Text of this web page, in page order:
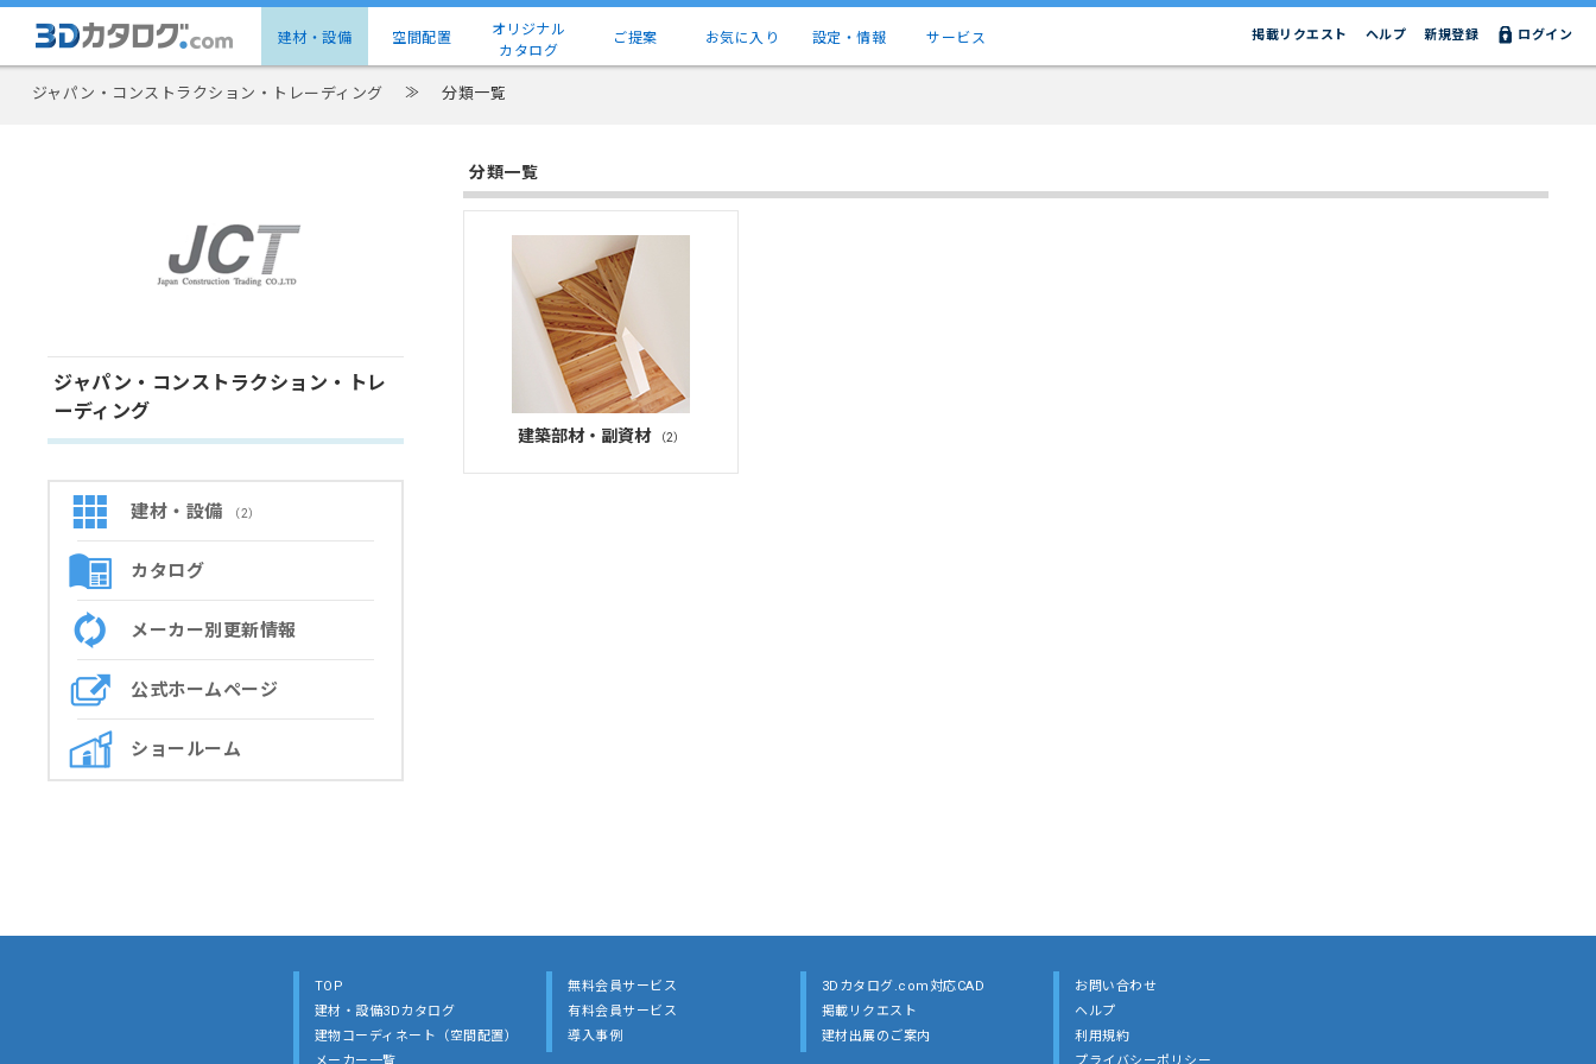
建材・設備 空間配置
オリジナル
カタログ
ご提案 お気に入り 設定・情報 サービス ログイン
新規登録
ヘルプ
掲載リクエスト
ジャパン・コンストラクション・トレーディング ≫ 分類一覧
ジャパン・コンストラクション・トレ
ーディング
建材・設備 （2）
カタログ
メーカー別更新情報
公式ホームページ
ショールーム
分類一覧
建築部材・副資材 （2）
TOP
建材・設備3Dカタログ
建物コーディネート（空間配置）
無料会員サービス
有料会員サービス
導入事例
3Dカタログ.com対応CAD
掲載リクエスト
建材出展のご案内
お問い合わせ
ヘルプ
利用規約